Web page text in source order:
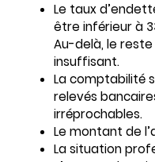
Le taux
être inférieur à
Au-delà, le
insuffisant.
La comptabilité
relevés
irréprochables.
Le montant de
La situation